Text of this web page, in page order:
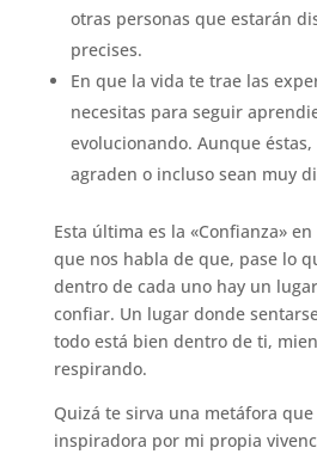
otras personas que estarán
precises.
En que la vida te trae las
necesitas para seguir
evolucionando. Aunque
agraden o incluso sean muy
Esta última es la «Confianza»
que nos habla de que, pase lo
dentro de cada uno hay un
confiar. Un lugar donde
todo está bien dentro de ti,
respirando.
Quizá te sirva una metáfora
inspiradora por mi propia